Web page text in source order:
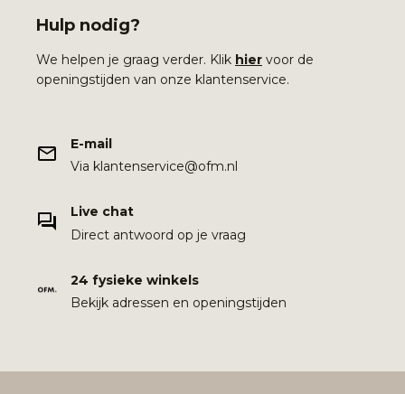
Hulp nodig?
We helpen je graag verder. Klik hier voor de
openingstijden van onze klantenservice.
E-mail
Via klantenservice@ofm.nl
Live chat
Direct antwoord op je vraag
24 fysieke winkels
Bekijk adressen en openingstijden